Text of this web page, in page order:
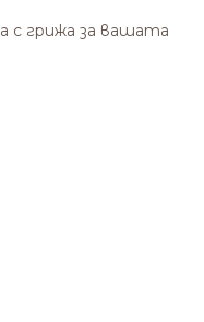
с грижа за вашата